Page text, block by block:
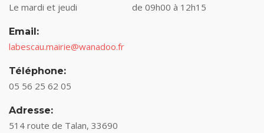
Le mardi et jeudi
de 09h00 à 12h15
Email:
labescau.mairie@wanadoo.fr
Téléphone:
05 56 25 62 05
Adresse:
514 route de Talan, 33690